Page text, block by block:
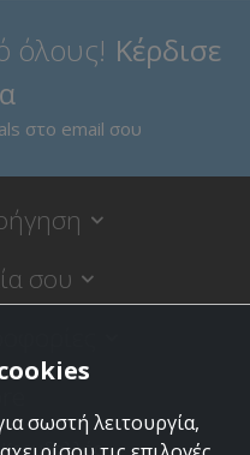
όλους! Κέρδισε
στο email σου
σου
σωστή λειτουργία,